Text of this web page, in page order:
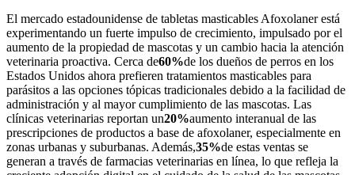
El mercado estadounidense de tabletas masticables Afoxolaner está
experimentando un fuerte impulso de crecimiento, impulsado por el
aumento de la propiedad de mascotas y un cambio hacia la atención
veterinaria proactiva. Cerca de60%de los dueños de perros en los
Estados Unidos ahora prefieren tratamientos masticables para
parásitos a las opciones tópicas tradicionales debido a la facilidad de
administración y al mayor cumplimiento de las mascotas. Las
clínicas veterinarias reportan un20%aumento interanual de las
prescripciones de productos a base de afoxolaner, especialmente en
zonas urbanas y suburbanas. Además,35%de estas ventas se
generan a través de farmacias veterinarias en línea, lo que refleja la